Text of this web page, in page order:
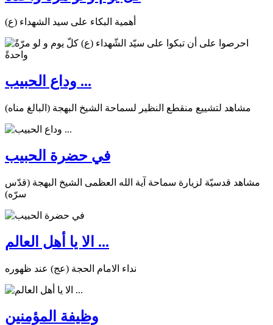
أهمية البكاء على سيد الشهداء (ع)
وداع الحبيب ...
مشاهد لتشييع منقطع النظير لسماحة الشيخ البهجة (البالغ مناه)
في حضرة الحبيب
مشاهد قدسيّة لزيارة سماحة آية الله العظمى الشيخ البهجة (قدّس
سرّه)
الا يا أهل العالم ...
نداء الامام الحجة (عج) عند ظهوره
وظيفة المؤمنين